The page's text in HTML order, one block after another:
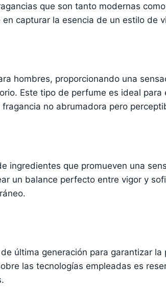
que son tanto modernas
capturar la esencia de un estilo de
hombres, proporcionando una
Este tipo de perfume es ideal
no abrumadora pero
ingredientes que promueven una
un balance perfecto entre vigor y
última generación para garantizar
las tecnologías empleadas es